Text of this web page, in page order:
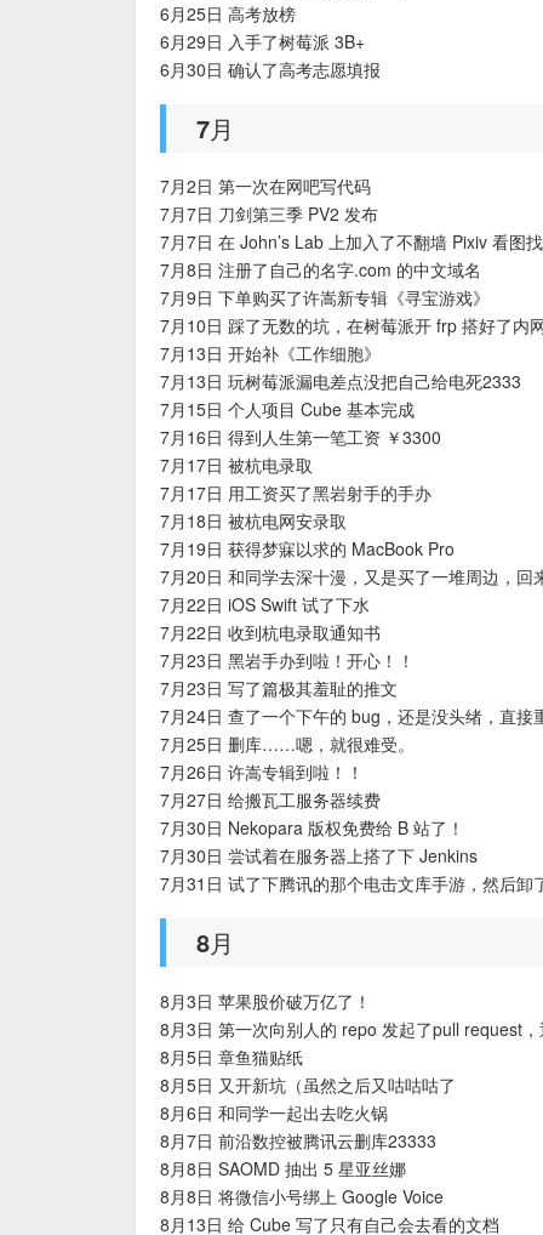
6月25日 高考放榜
6月29日 入手了树莓派 3B+
6月30日 确认了高考志愿填报
7月
7月2日 第一次在网吧写代码
7月7日 刀剑第三季 PV2 发布
7月7日 在 John’s Lab 上加入了不翻墙 Pixiv 看图
7月8日 注册了自己的名字.com 的中文域名
7月9日 下单购买了许嵩新专辑《寻宝游戏》
7月10日 踩了无数的坑，在树莓派开 frp 搭好了内
7月13日 开始补《工作细胞》
7月13日 玩树莓派漏电差点没把自己给电死2333
7月15日 个人项目 Cube 基本完成
7月16日 得到人生第一笔工资 ￥3300
7月17日 被杭电录取
7月17日 用工资买了黑岩射手的手办
7月18日 被杭电网安录取
7月19日 获得梦寐以求的 MacBook Pro
7月20日 和同学去深十漫，又是买了一堆周边，回
7月22日 iOS Swift 试了下水
7月22日 收到杭电录取通知书
7月23日 黑岩手办到啦！开心！！
7月23日 写了篇极其羞耻的推文
7月24日 查了一个下午的 bug，还是没头绪，直接
7月25日 删库……嗯，就很难受。
7月26日 许嵩专辑到啦！！
7月27日 给搬瓦工服务器续费
7月30日 Nekopara 版权免费给 B 站了！
7月30日 尝试着在服务器上搭了下 Jenkins
7月31日 试了下腾讯的那个电击文库手游，然后卸
8月
8月3日 苹果股价破万亿了！
8月3日 第一次向别人的 repo 发起了pull request，
8月5日 章鱼猫贴纸
8月5日 又开新坑（虽然之后又咕咕咕了
8月6日 和同学一起出去吃火锅
8月7日 前沿数控被腾讯云删库23333
8月8日 SAOMD 抽出 5 星亚丝娜
8月8日 将微信小号绑上 Google Voice
8月13日 给 Cube 写了只有自己会去看的文档